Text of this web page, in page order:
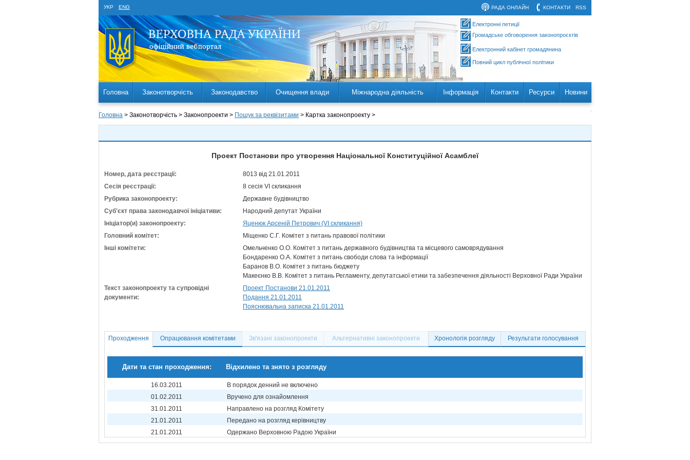
УКР ENG RSS
КОНТАКТИ
РАДА ОНЛАЙН
Електронні петиції
Громадське обговорення законопроєктів
Електронний кабінет громадянина
Повний цикл публічної політики
Головна Законотворчість Законодавство Очищення влади Міжнародна діяльність Інформація Контакти Ресурси Новини
Головна > Законотворчість > Законопроекти > Пошук за реквізитами > Картка законопроекту >
Проект Постанови про утворення Національної Конституційної Асамблеї
Номер, дата реєстрації:
8013 від 21.01.2011
Сесія реєстрації:
8 сесія VI скликання
Рубрика законопроекту:
Державне будівництво
Суб'єкт права законодавчої ініціативи:
Народний депутат України
Ініціатор(и) законопроекту:
Яценюк Арсеній Петрович (VI скликання)
Головний комітет:
Міщенко С.Г. Комітет з питань правової політики
Інші комітети:
Омельченко О.О. Комітет з питань державного будівництва та місцевого самоврядування
Бондаренко О.А. Комітет з питань свободи слова та інформації
Баранов В.О. Комітет з питань бюджету
Макеєнко В.В. Комітет з питань Регламенту, депутатської етики та забезпечення діяльності Верховної Ради України
Текст законопроекту та супровідні
документи:
Проект Постанови 21.01.2011
Подання 21.01.2011
Пояснювальна записка 21.01.2011
Проходження Опрацювання комітетами Зв'язані законопроекти Альтернативні законопроекти Хронологія розгляду Результати голосування
Дати та стан проходження: Відхилено та знято з розгляду
16.03.2011
В порядок денний не включено
01.02.2011
Вручено для ознайомлення
31.01.2011
Направлено на розгляд Комітету
21.01.2011
Передано на розгляд керівництву
21.01.2011
Одержано Верховною Радою України